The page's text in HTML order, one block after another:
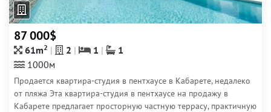
87 000$
61m2 2 1
1
1000м
Продается квартира-студия в пентхаусе в Кабарете, недалеко
от пляжа Эта квартира-студия в пентхаусе на продажу в
Кабарете предлагает просторную частную террасу, практичную